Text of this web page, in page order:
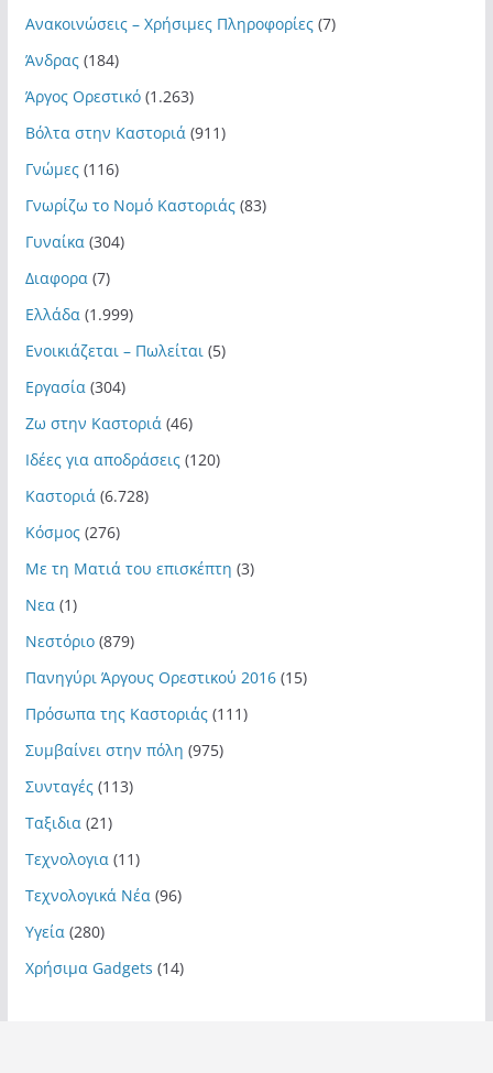
Ανακοινώσεις – Χρήσιμες Πληροφορίες(7)
Άνδρας(184)
Άργος Ορεστικό(1.263)
Βόλτα στην Καστοριά(911)
Γνώμες(116)
Γνωρίζω το Νομό Καστοριάς(83)
Γυναίκα(304)
Διαφορα(7)
Ελλάδα(1.999)
Ενοικιάζεται – Πωλείται(5)
Εργασία(304)
Ζω στην Καστοριά(46)
Ιδέες για αποδράσεις(120)
Καστοριά(6.728)
Κόσμος(276)
Με τη Ματιά του επισκέπτη (3)
Νεα(1)
Νεστόριο(879)
Πανηγύρι Άργους Ορεστικού 2016(15)
Πρόσωπα της Καστοριάς(111)
Συμβαίνει στην πόλη (975)
Συνταγές(113)
Ταξιδια(21)
Τεχνολογια(11)
Τεχνολογικά Νέα(96)
Υγεία(280)
Χρήσιμα Gadgets (14)